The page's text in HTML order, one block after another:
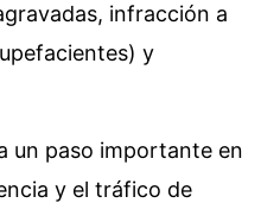
infracción a
y
un paso importante en
y el tráfico de